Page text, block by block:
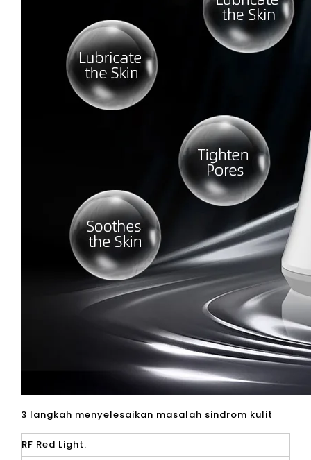
3 langkah menyelesaikan masalah sindrom kulit
RF Red Light.